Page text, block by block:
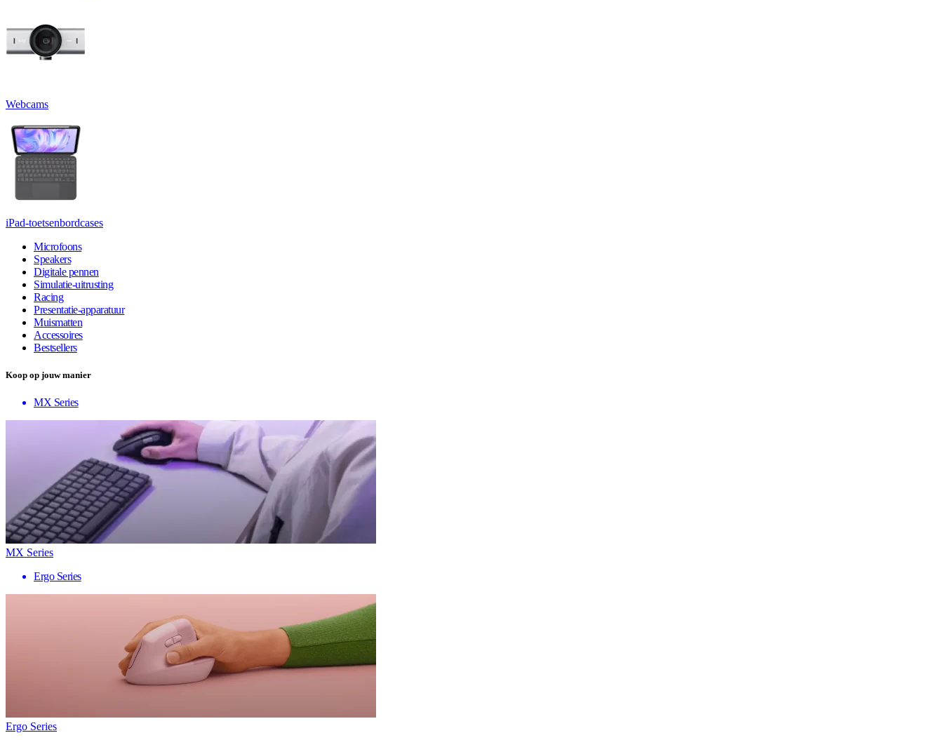
Webcams
iPad-toetsenbordcases
Microfoons
Speakers
Digitale pennen
Simulatie-uitrusting
Racing
Presentatie-apparatuur
Muismatten
Accessoires
Bestsellers
Koop op jouw manier
MX Series
MX Series
Ergo Series
Ergo Series